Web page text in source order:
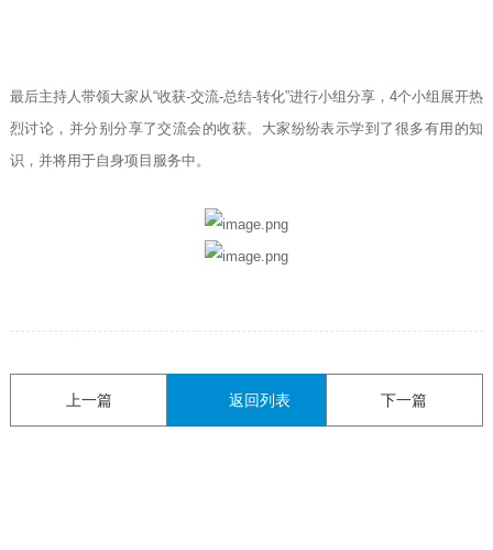
最后主持人带领大家从“收获-交流-总结-转化”进行小组分享，4个小组展开热
烈讨论，并分别分享了交流会的收获。大家纷纷表示学到了很多有用的知
识，并将用于自身项目服务中。
上一篇 返回列表 下一篇